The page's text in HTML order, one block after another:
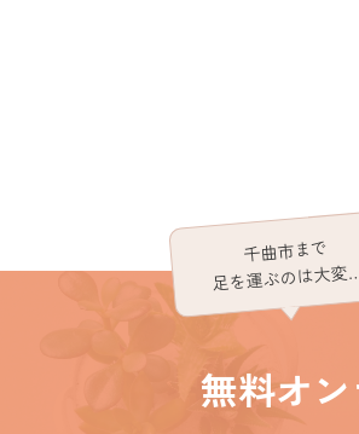
千曲市まで
足を運ぶのは大
無料オ